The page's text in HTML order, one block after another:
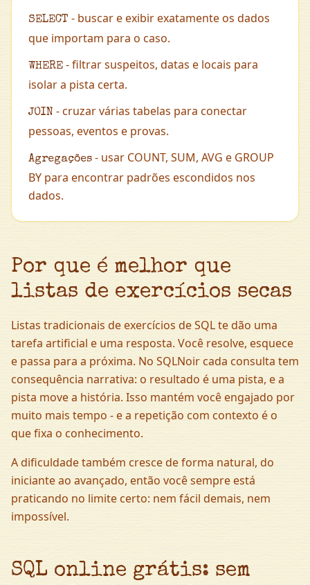
SELECT - buscar e exibir exatamente os dados
que importam para o caso.
WHERE - filtrar suspeitos, datas e locais para
isolar a pista certa.
JOIN - cruzar várias tabelas para conectar
pessoas, eventos e provas.
Agregações - usar COUNT, SUM, AVG e GROUP
BY para encontrar padrões escondidos nos
dados.
Por que é melhor que
listas de exercícios secas
Listas tradicionais de exercícios de SQL te dão uma
tarefa artificial e uma resposta. Você resolve, esquece
e passa para a próxima. No SQLNoir cada consulta tem
consequência narrativa: o resultado é uma pista, e a
pista move a história. Isso mantém você engajado por
muito mais tempo - e a repetição com contexto é o
que fixa o conhecimento.
A dificuldade também cresce de forma natural, do
iniciante ao avançado, então você sempre está
praticando no limite certo: nem fácil demais, nem
impossível.
SQL online grátis: sem